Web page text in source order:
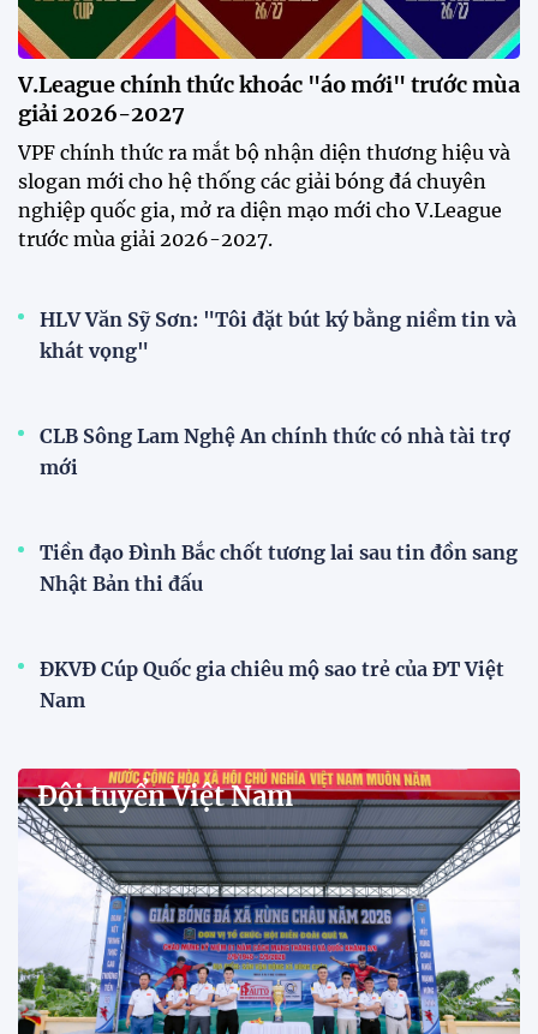
Đội tuyển Việt Nam chạm trán
Thái Lan tại Division 1 FIFA
ASEAN Cup 2026
Dàn sao U23 Việt Nam hội quân
trong mưa, sẵn sàng cho chiến
2026
Đội tuyển Việt Nam được tiếp
thêm sức mạnh trước trận gặp
tại ASEAN Cup 2026
17:17 27/07/2026
XSKT Đắk Lắk viết nên lịch sử
với chức vô địch VPL-S7
20:58 26/07/2026